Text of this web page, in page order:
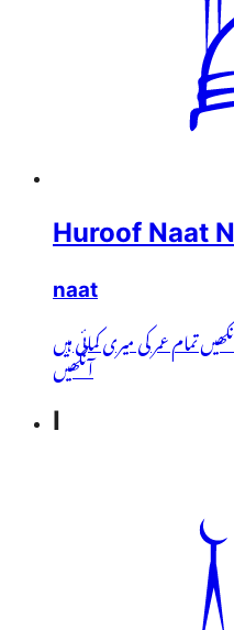
Huroof Naat
naat
عمر کی میری کمائی ہیں
آنکھیں
I